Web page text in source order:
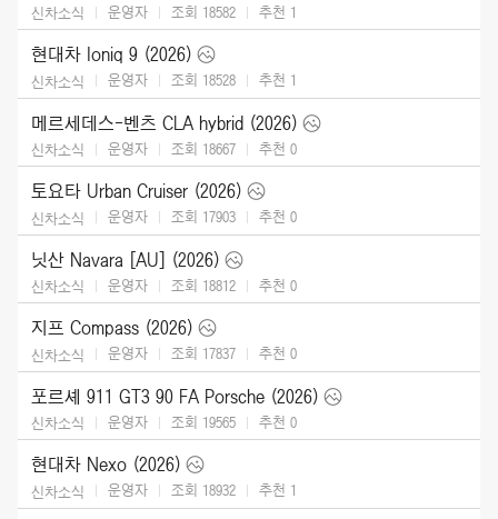
신차소식 운영자 조회 18582 추천 1
현대차 Ioniq 9 (2026)
신차소식 운영자 조회 18528 추천 1
메르세데스-벤츠 CLA hybrid (2026)
신차소식 운영자 조회 18667 추천 0
토요타 Urban Cruiser (2026)
신차소식 운영자 조회 17903 추천 0
닛산 Navara [AU] (2026)
신차소식 운영자 조회 18812 추천 0
지프 Compass (2026)
신차소식 운영자 조회 17837 추천 0
포르셰 911 GT3 90 FA Porsche (2026)
신차소식 운영자 조회 19565 추천 0
현대차 Nexo (2026)
신차소식 운영자 조회 18932 추천 1